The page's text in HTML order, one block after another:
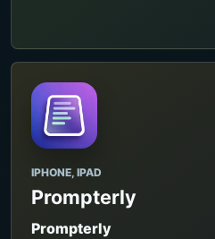
IPHONE, IPAD
Prompterly
Prompterly